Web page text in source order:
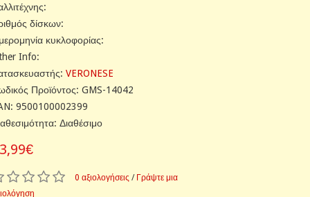
δίσκων:
κυκλοφορίας:
Info:
VERONESE
Προϊόντος: GMS-14042
9500100002399
Διαθέσιμο
0 αξιολογήσεις / Γράψτε μια